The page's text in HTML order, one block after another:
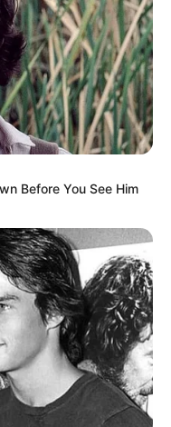
beadvány
közül négy
Vagyis tavaly
de az idei
is keményebb
statisztikai
részletei nem
milyen
érintettek.
Before You See Him